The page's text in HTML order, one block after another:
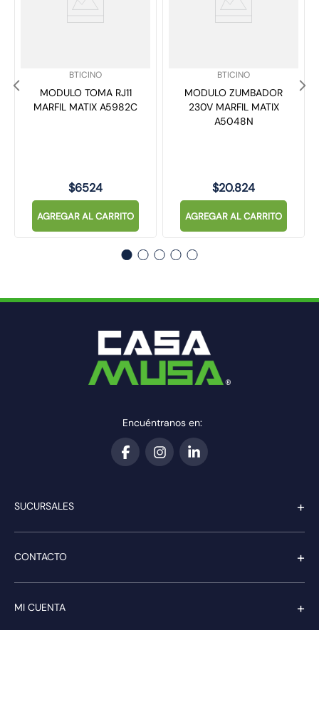
BTICINO
MODULO TOMA RJ11
MARFIL MATIX A5982C
$6524
AGREGAR AL CARRITO
BTICINO
MODULO ZUMBADOR
230V MARFIL MATIX
A5048N
$20.824
AGREGAR AL CARRITO
Encuéntranos en:
SUCURSALES +
CONTACTO +
MI CUENTA +